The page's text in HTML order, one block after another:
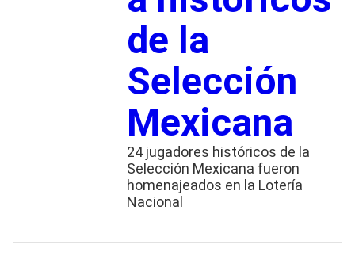
de la
Selección
Mexicana
24 jugadores históricos de la
Selección Mexicana fueron
homenajeados en la Lotería
Nacional